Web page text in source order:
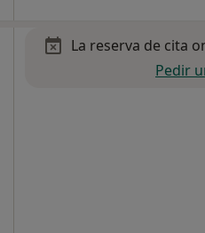
La reserva de cita
Pedir